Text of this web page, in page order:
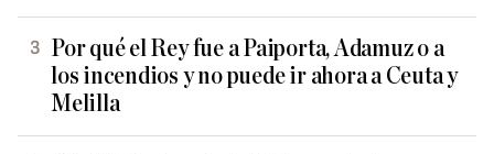
Por qué el Rey fue a Paiporta, Adamuz o a
los incendios y no puede ir ahora a Ceuta y
Melilla